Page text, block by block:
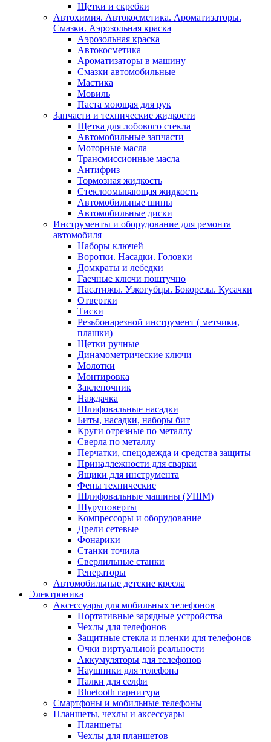
Щетки и скребки
Автохимия. Автокосметика. Ароматизаторы.
Смазки. Аэрозольная краска
Аэрозольная краска
Автокосметика
Ароматизаторы в машину
Смазки автомобильные
Мастика
Мовиль
Паста моющая для рук
Запчасти и технические жидкости
Щетка для лобового стекла
Автомобильные запчасти
Моторные масла
Трансмиссионные масла
Антифриз
Тормозная жидкость
Стеклоомывающая жидкость
Автомобильные шины
Автомобильные диски
Инструменты и оборудование для ремонта
автомобиля
Наборы ключей
Воротки. Насадки. Головки
Домкраты и лебедки
Гаечные ключи поштучно
Пасатижы. Узкогубцы. Бокорезы. Кусачки
Отвертки
Тиски
Резьбонарезной инструмент ( метчики,
плашки)
Щетки ручные
Динамометрические ключи
Молотки
Монтировка
Заклепочник
Наждачка
Шлифовальные насадки
Биты, насадки, наборы бит
Круги отрезные по металлу
Сверла по металлу
Перчатки, спецодежда и средства защиты
Принадлежности для сварки
Ящики для инструмента
Фены технические
Шлифовальные машины (УШМ)
Шуруповерты
Компрессоры и оборудование
Дрели сетевые
Фонарики
Станки точила
Сверлильные станки
Генераторы
Автомобильные детские кресла
Электроника
Аксессуары для мобильных телефонов
Портативные зарядные устройства
Чехлы для телефонов
Защитные стекла и пленки для телефонов
Очки виртуальной реальности
Аккумуляторы для телефонов
Наушники для телефона
Палки для селфи
Bluetooth гарнитура
Смартфоны и мобильные телефоны
Планшеты, чехлы и аксессуары
Планшеты
Чехлы для планшетов